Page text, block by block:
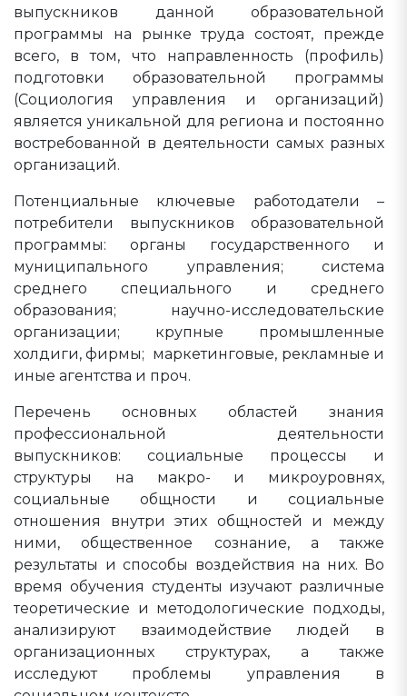
выпускников данной образовательной
программы на рынке труда состоят, прежде
всего, в том, что направленность (профиль)
подготовки образовательной программы
(Социология управления и организаций)
является уникальной для региона и постоянно
востребованной в деятельности самых разных
организаций.
Потенциальные ключевые работодатели –
потребители выпускников образовательной
программы: органы государственного и
муниципального управления; система
среднего специального и среднего
образования; научно-исследовательские
организации; крупные промышленные
холдиги, фирмы; маркетинговые, рекламные и
иные агентства и проч.
Перечень основных областей знания
профессиональной деятельности
выпускников: социальные процессы и
структуры на макро- и микроуровнях,
социальные общности и социальные
отношения внутри этих общностей и между
ними, общественное сознание, а также
результаты и способы воздействия на них. Во
время обучения студенты изучают различные
теоретические и методологические подходы,
анализируют взаимодействие людей в
организационных структурах, а также
исследуют проблемы управления в